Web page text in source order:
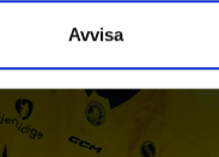
använt deras tjänster.
Avvisa